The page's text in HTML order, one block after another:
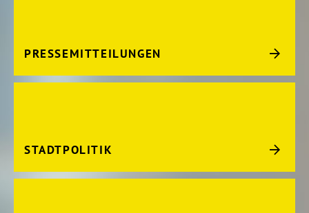
PRESSEMITTEILUNGEN
STADTPOLITIK